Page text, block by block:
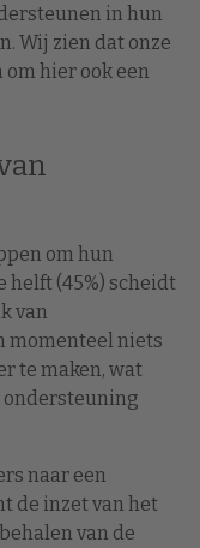
in hun
Wij zien dat onze
hier ook een
om hun
helft (45%) scheidt
van
momenteel niets
te maken, wat
naar een
de inzet van het
van de